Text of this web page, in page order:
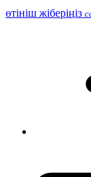
өтініш жіберіңіз